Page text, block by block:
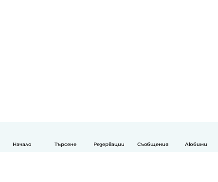
Начало Търсене Резервации Съобщения Любими